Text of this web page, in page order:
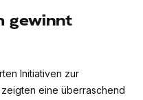
gewinnt
Initiativen zur
eine überraschend